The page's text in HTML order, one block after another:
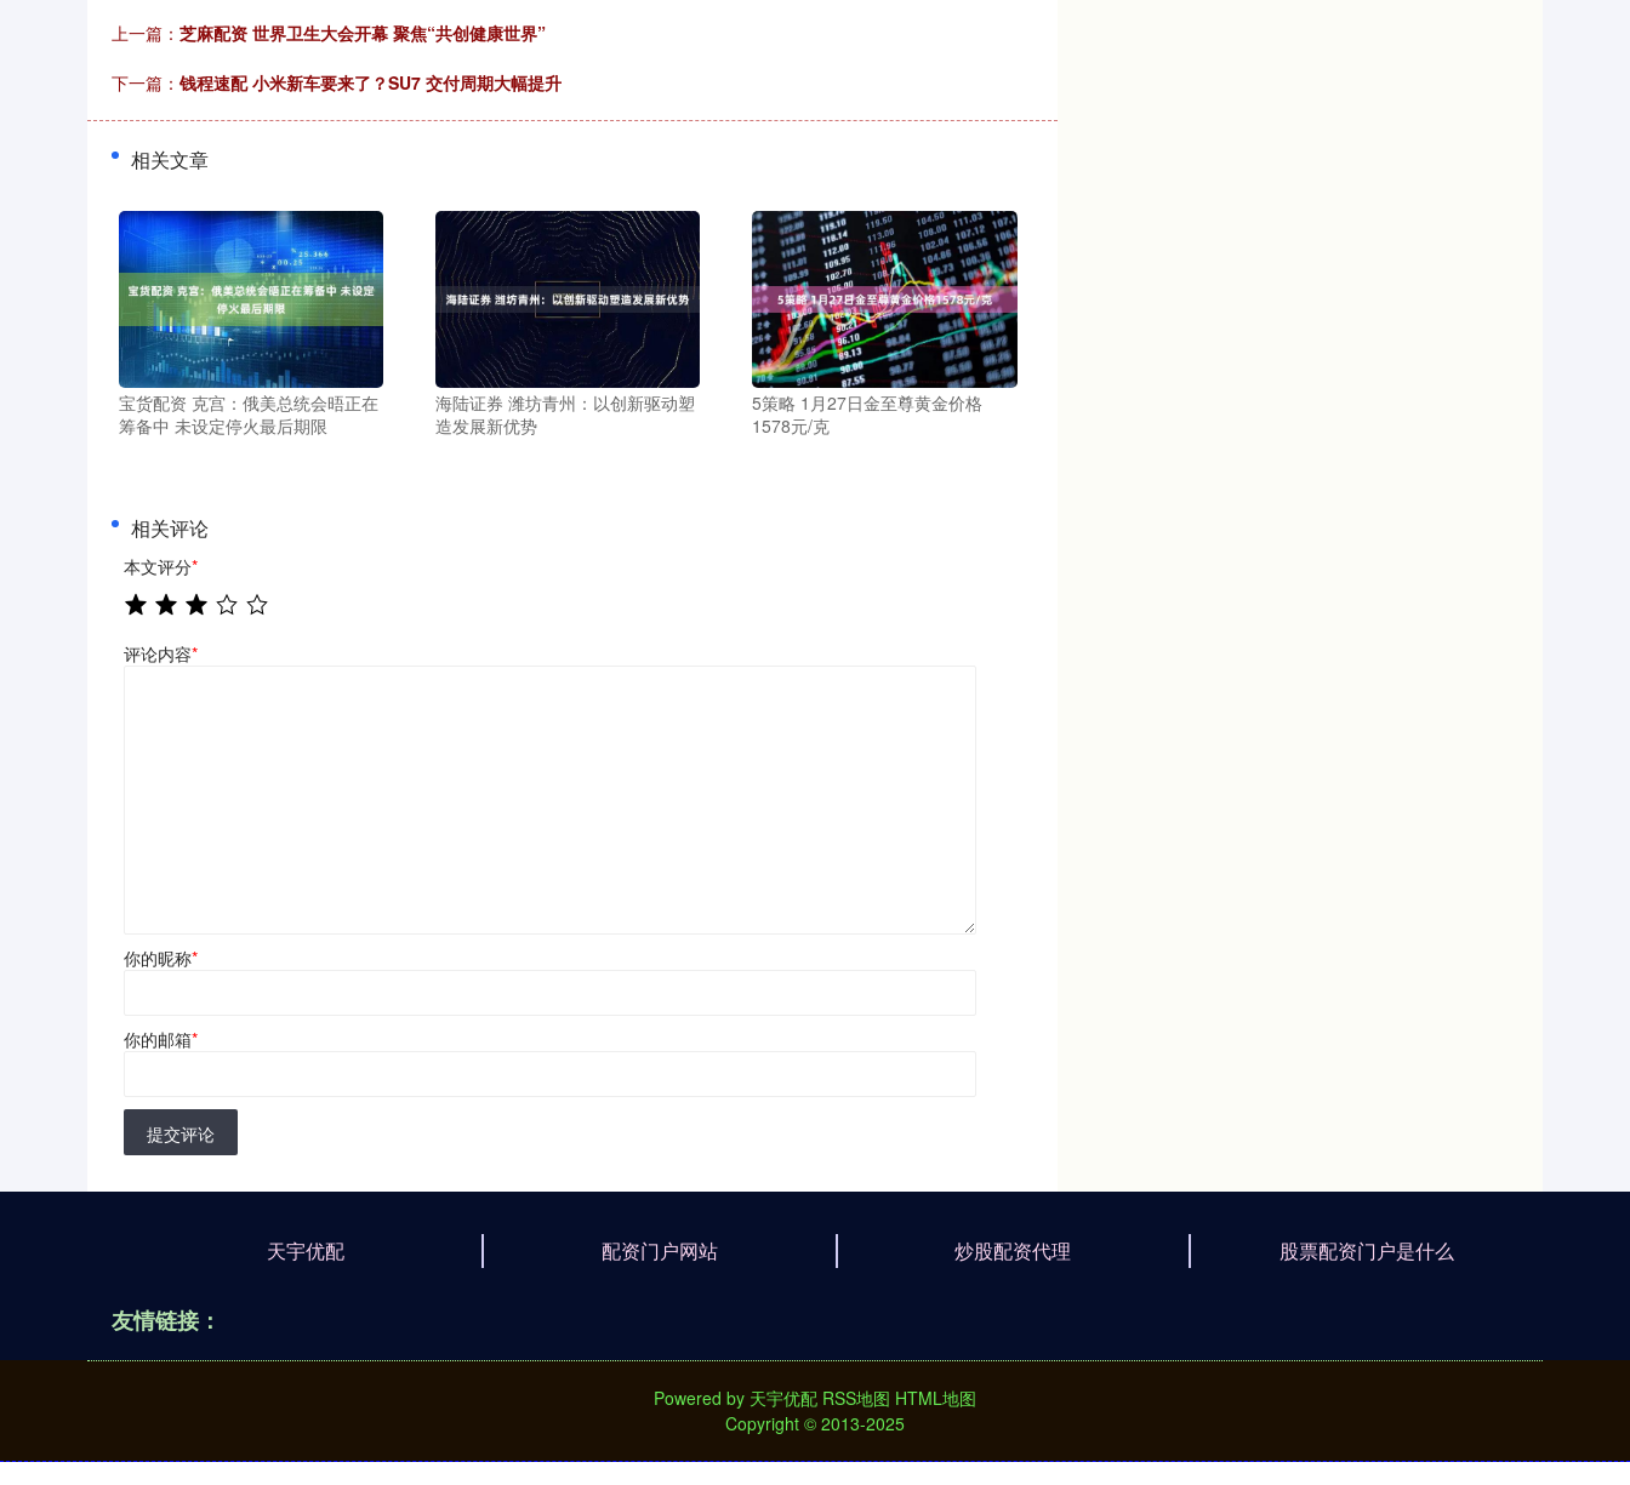
上一篇： 芝麻配资 世界卫生大会开幕 聚焦“共创健康世界”
下一篇： 钱程速配 小米新车要来了？SU7 交付周期大幅提升
相关文章
宝货配资 克宫：俄美总统会晤正在
筹备中 未设定停火最后期限
海陆证券 潍坊青州：以创新驱动塑
造发展新优势
5策略 1月27日金至尊黄金价格
1578元/克
相关评论
本文评分*
评论内容*
你的昵称*
你的邮箱*
提交评论
天宇优配 配资门户网站 炒股配资代理 股票配资门户是什么
友情链接：
Powered by 天宇优配 RSS地图 HTML地图
Copyright © 2013-2025